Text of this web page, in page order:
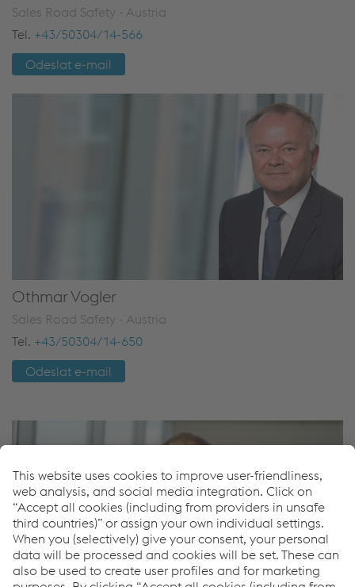
Sales Road Safety - Austria
Tel. +43/50304/14-566
Odeslat e-mail
Othmar Vogler
Sales Road Safety - Austria
Tel. +43/50304/14-650
Odeslat e-mail